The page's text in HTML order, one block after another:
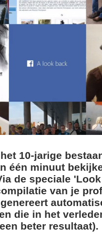
10-jarige
één minuut
de speciale
van je
die in het
beter resultaat).